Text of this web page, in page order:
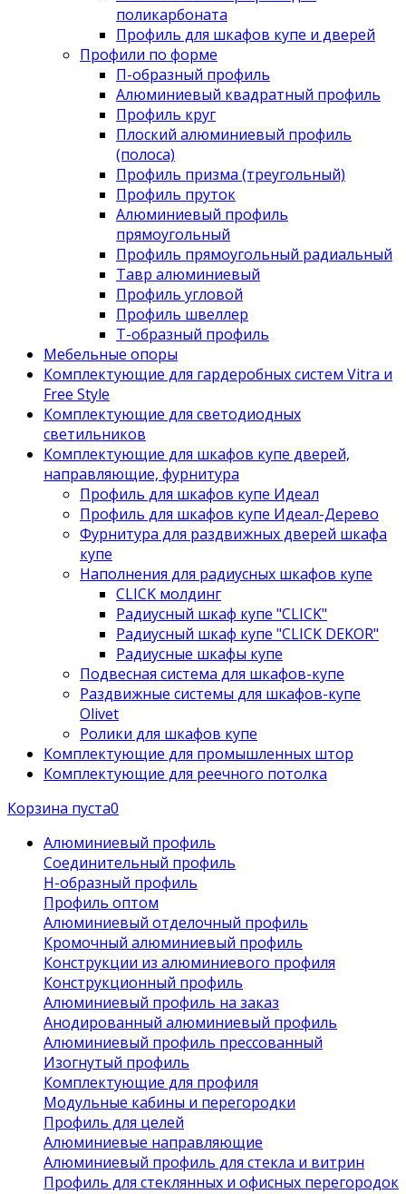
поликарбоната
Профиль для шкафов купе и дверей
Профили по форме
П-образный профиль
Алюминиевый квадратный профиль
Профиль круг
Плоский алюминиевый профиль
(полоса)
Профиль призма (треугольный)
Профиль пруток
Алюминиевый профиль
прямоугольный
Профиль прямоугольный радиальный
Тавр алюминиевый
Профиль угловой
Профиль швеллер
Т-образный профиль
Мебельные опоры
Комплектующие для гардеробных систем Vitra и
Free Style
Комплектующие для светодиодных
светильников
Комплектующие для шкафов купе дверей,
направляющие, фурнитура
Профиль для шкафов купе Идеал
Профиль для шкафов купе Идеал-Дерево
Фурнитура для раздвижных дверей шкафа
купе
Наполнения для радиусных шкафов купе
CLICK молдинг
Радиусный шкаф купе "CLICK"
Радиусный шкаф купе "CLICK DEKOR"
Радиусные шкафы купе
Подвесная система для шкафов-купе
Раздвижные системы для шкафов-купе
Olivet
Ролики для шкафов купе
Комплектующие для промышленных штор
Комплектующие для реечного потолка
Корзина пуста0
Алюминиевый профиль
Соединительный профиль
Н-образный профиль
Профиль оптом
Алюминиевый отделочный профиль
Кромочный алюминиевый профиль
Конструкции из алюминиевого профиля
Конструкционный профиль
Алюминиевый профиль на заказ
Анодированный алюминиевый профиль
Алюминиевый профиль прессованный
Изогнутый профиль
Комплектующие для профиля
Модульные кабины и перегородки
Профиль для целей
Алюминиевые направляющие
Алюминиевый профиль для стекла и витрин
Профиль для стеклянных и офисных перегородок